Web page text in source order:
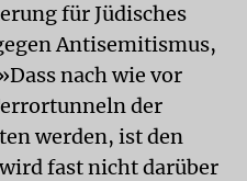
für Jüdisches
Antisemitismus,
nach wie vor
der
werden, ist den
fast nicht darüber